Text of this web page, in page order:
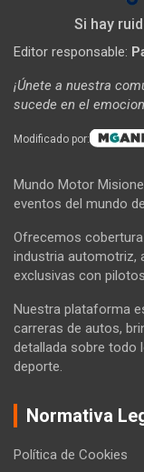
Si hay
Editor responsable:
¡Únete a nuestra
sucede en el
Modificado por:
Mundo Motor
eventos del mundo
Ofrecemos
industria automotriz,
exclusivas con
Nuestra plataforma
carreras de autos,
detallada sobre todo
deporte.
Normativa
Política de Cookies